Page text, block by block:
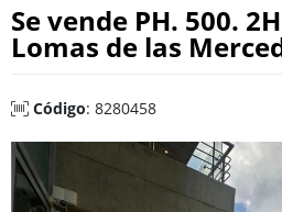
Se vende PH. 500.
Lomas de las
Código: 8280458